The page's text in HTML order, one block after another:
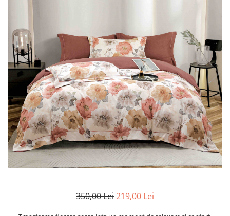
Cearceaf cu elastic
Cearceaf normal
Lenjerii De Pat Creponate
Lenjerii De Pat Bumbac Poplin 2
Persoane
Lenjerii De Pat Bumbac Poplin,
Matlasate, 2 Persoane
Lenjerii De Pat Bumbac Satinat 2
Persoane
Lenjerii De Pat Volanase
Lenjerii De Pat, Finet Premium 3D,
2 Persoane
Lenjerii De Pat Jacquard
Lenjerii De Pat Cocolino350,00 Lei219,00 Lei